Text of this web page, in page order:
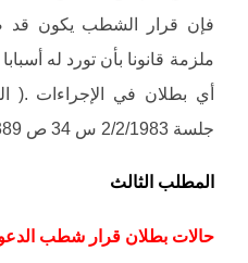
فإن قرار الشطب يكون قد
ملزمة قانونا بأن تورد له
جلسة 2/2/1983 س 34 ص 389 )
المطلب الثالث
حالات بطلان قرار شطب